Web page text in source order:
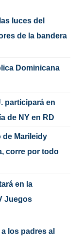
luces del
de la bandera
Dominicana
participará en
de NY en RD
de Marileidy
corre por todo
en la
Juegos
los padres al